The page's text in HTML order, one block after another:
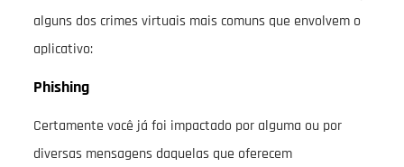
alguns dos crimes virtuais mais comuns que envolvem o
aplicativo:
Phishing
Certamente você já foi impactado por alguma ou por
diversas mensagens daquelas que oferecem